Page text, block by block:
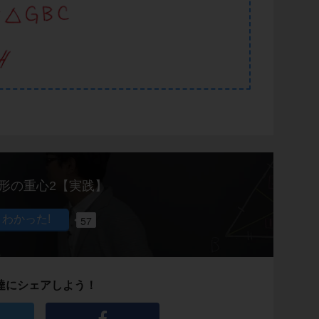
の重心2【実践】
57
にシェアしよう！